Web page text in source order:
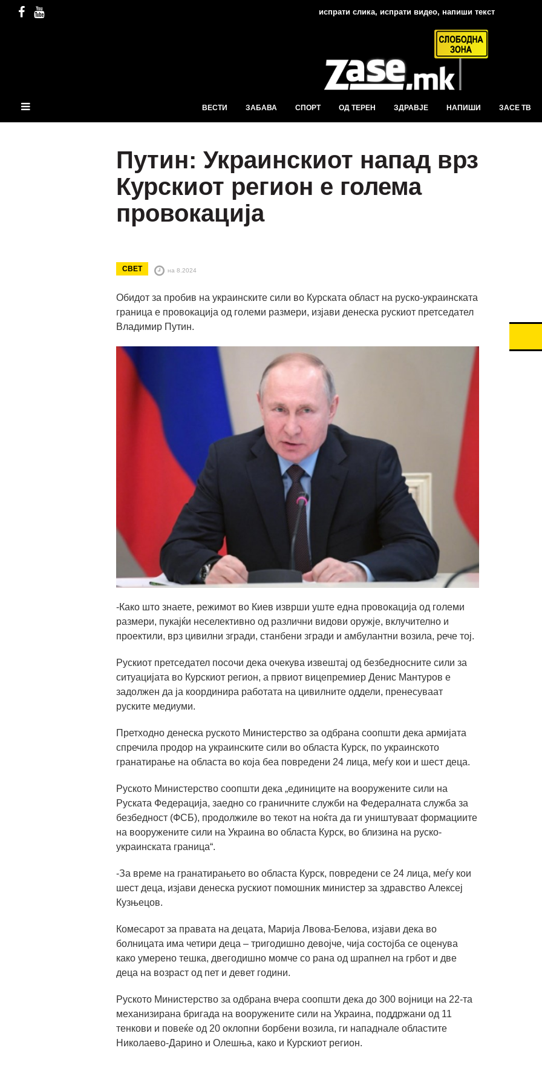
испрати слика, испрати видео, напиши текст
ВЕСТИ ЗАБАВА СПОРТ ОД ТЕРЕН ЗДРАВЈЕ НАПИШИ ЗАСЕ ТВ
Путин: Украинскиот напад врз
Курскиот регион е голема
провокација
СВЕТ на 8.2024
Обидот за пробив на украинските сили во Курската област на руско-украинската
граница е провокација од големи размери, изјави денеска рускиот претседател
Владимир Путин.
-Како што знаете, режимот во Киев изврши уште една провокација од големи
размери, пукајќи неселективно од различни видови оружје, вклучително и
проектили, врз цивилни згради, станбени згради и амбулантни возила, рече тој.
Рускиот претседател посочи дека очекува извештај од безбедносните сили за
ситуацијата во Курскиот регион, а првиот вицепремиер Денис Мантуров е
задолжен да ја координира работата на цивилните оддели, пренесуваат
руските медиуми.
Претходно денеска руското Министерство за одбрана соопшти дека армијата
спречила продор на украинските сили во областа Курск, по украинското
гранатирање на областа во која беа повредени 24 лица, меѓу кои и шест деца.
Руското Министерство соопшти дека „единиците на вооружените сили на
Руската Федерација, заедно со граничните служби на Федералната служба за
безбедност (ФСБ), продолжиле во текот на ноќта да ги уништуваат формациите
на вооружените сили на Украина во областа Курск, во близина на руско-
украинската граница“.
-За време на гранатирањето во областа Курск, повредени се 24 лица, меѓу кои
шест деца, изјави денеска рускиот помошник министер за здравство Алексеј
Кузњецов.
Комесарот за правата на децата, Марија Лвова-Белова, изјави дека во
болницата има четири деца – тригодишно девојче, чија состојба се оценува
како умерено тешка, двегодишно момче со рана од шрапнел на грбот и две
деца на возраст од пет и девет години.
Руското Министерство за одбрана вчера соопшти дека до 300 војници на 22-та
механизирана бригада на вооружените сили на Украина, поддржани од 11
тенкови и повеќе од 20 оклопни борбени возила, ги нападнале областите
Николаево-Дарино и Олешња, како и Курскиот регион.